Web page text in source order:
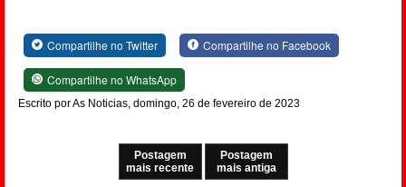
Compartilhe no Twitter Compartilhe no Facebook
Compartilhe no WhatsApp
Escrito por As Noticias, domingo, 26 de fevereiro de 2023
Postagem
mais recente
Postagem
mais antiga